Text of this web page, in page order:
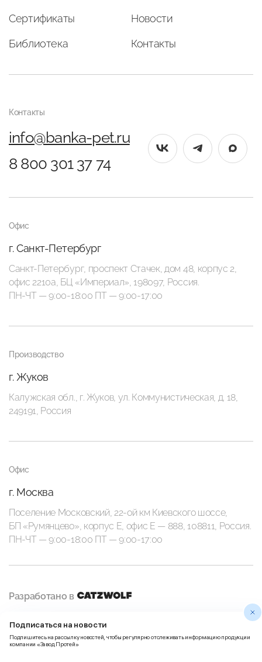
Сертификаты Новости
Библиотека Контакты
Контакты
info@banka-pet.ru
8 800 301 37 74
Офис
г. Санкт-Петербург
Санкт-Петербург, проспект Стачек, дом 48, корпус 2,
офис 2210а, БЦ «Империал», 198097, Россия.
ПН-ЧТ — 9:00-18:00 ПТ — 9:00-17:00
Производство
г. Жуков
Калужская обл., г. Жуков, ул. Коммунистическая, д. 18,
249191, Россия
Офис
г. Москва
Поселение Московский, 22-ой км Киевского шоссе,
БП «Румянцево», корпус Е, офис E — 888, 108811, Россия.
ПН-ЧТ — 9:00-18:00 ПТ — 9:00-17:00
конфиденциальности
Пользовательских данных
Разработано в
Подписаться на новости
Подпишитесь на рассылку новостей, чтобы регулярно отслеживать информацию продукции
компании «Завод Протей»